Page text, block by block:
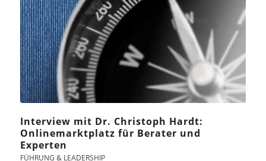
Interview mit Dr. Christoph Hardt:
Onlinemarktplatz für Berater und
Experten
FÜHRUNG & LEADERSHIP